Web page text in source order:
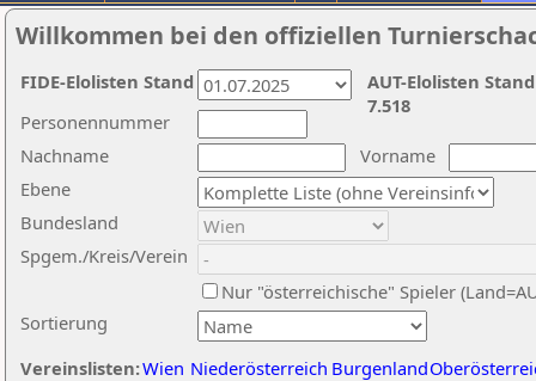
Willkommen bei den offiziellen
Nachname
Vorname
Ebene
Sortierung
Personennummer
Bundesland
Spgem./Kreis/Verein
Nur "österreichische" Spieler
Vereinslisten:Wien Niederösterreich Burgenland
AUT-Elolisten
7.518
FIDE-Elolisten Stand